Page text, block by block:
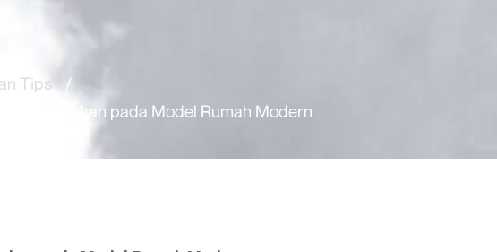
Tips
/
Digunakan pada Model Rumah Modern